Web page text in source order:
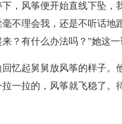
，风筝便开始直线下坠
不理会我，还是不听话地
？有什么办法吗？”她这一
忆起舅舅放风筝的样子。
一拉的，风筝就飞稳了。